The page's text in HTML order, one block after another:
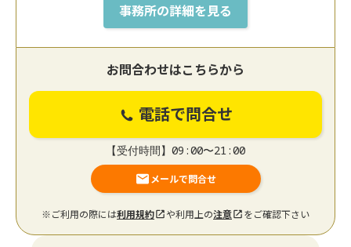
事務所の詳細を見る
お問合わせはこちらから
電話で問合せ
【受付時間】09:00〜21:00
メールで問合せ
※ご利用の際には利用規約 や利用上の注意 をご確認下さい